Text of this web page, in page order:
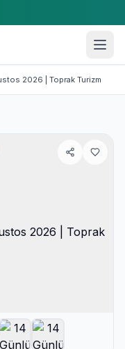
| Toprak Turizm
2026 | Toprak Turizm